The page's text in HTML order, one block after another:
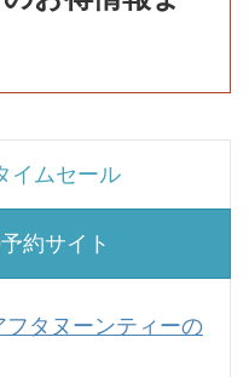
イムセール
約サイト
フタヌーンティーの